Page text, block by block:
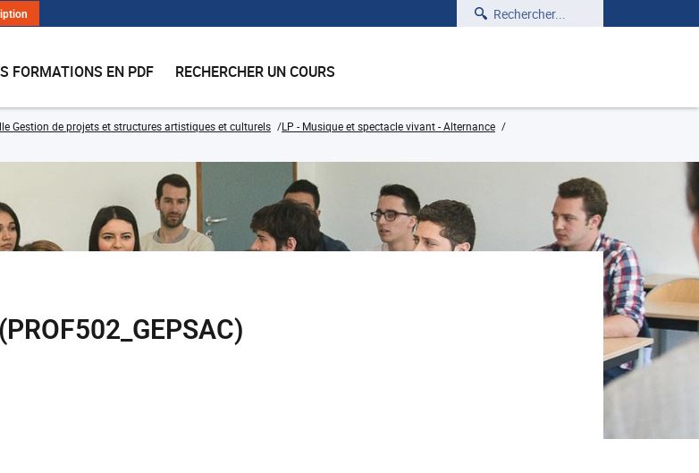
Rechercher
FORMATIONS EN PDF RECHERCHER UN COURS
Gestion de projets et structures artistiques et culturels
LP - Musique et spectacle vivant - Alternance